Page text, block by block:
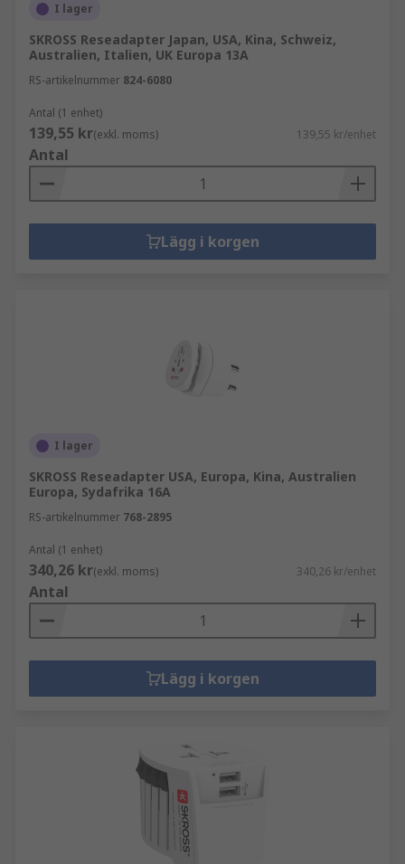
I lager
SKROSS Reseadapter Japan, USA, Kina, Schweiz,
Australien, Italien, UK Europa 13A
RS-artikelnummer 824-6080
Antal (1 enhet)
139,55 kr(exkl. moms) 139,55 kr/enhet
Antal
Lägg i korgen
I lager
SKROSS Reseadapter USA, Europa, Kina, Australien
Europa, Sydafrika 16A
RS-artikelnummer 768-2895
Antal (1 enhet)
340,26 kr(exkl. moms) 340,26 kr/enhet
Antal
Lägg i korgen